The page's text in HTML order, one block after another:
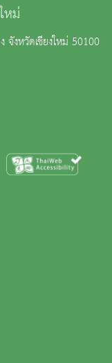
หม่
งหวัดเชียงใหม่ 50100